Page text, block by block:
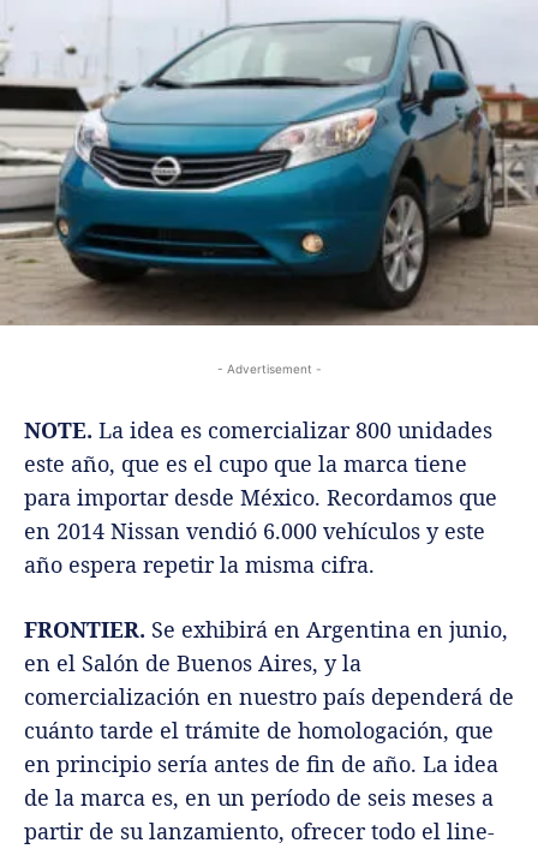
- Advertisement -
NOTE. La idea es comercializar 800 unidades
este año, que es el cupo que la marca tiene
para importar desde México. Recordamos que
en 2014 Nissan vendió 6.000 vehículos y este
año espera repetir la misma cifra.
FRONTIER. Se exhibirá en Argentina en junio,
en el Salón de Buenos Aires, y la
comercialización en nuestro país dependerá de
cuánto tarde el trámite de homologación, que
en principio sería antes de fin de año. La idea
de la marca es, en un período de seis meses a
partir de su lanzamiento, ofrecer todo el line-